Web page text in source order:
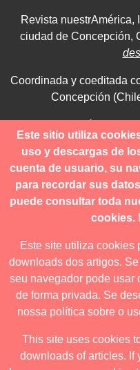
Revista nuestrAmérica,
ciudad de Concepción,
Coordinada y coeditada
Concepción
Toda comunicación
a través del OJS.
Revista nuestrAmérica
licencia internacional
Revista nuestrAmérica ha
Este sitio utiliza
uso y descargas de
cuenta de usuario, su
para recordar sus
puede consultar toda
cookies.
Este site utiliza cookies
downloads dos artigos.
seu navegador pode usar
de forma privada. Se
nossa política sobre o
This site uses cookies
downloads of articles. If